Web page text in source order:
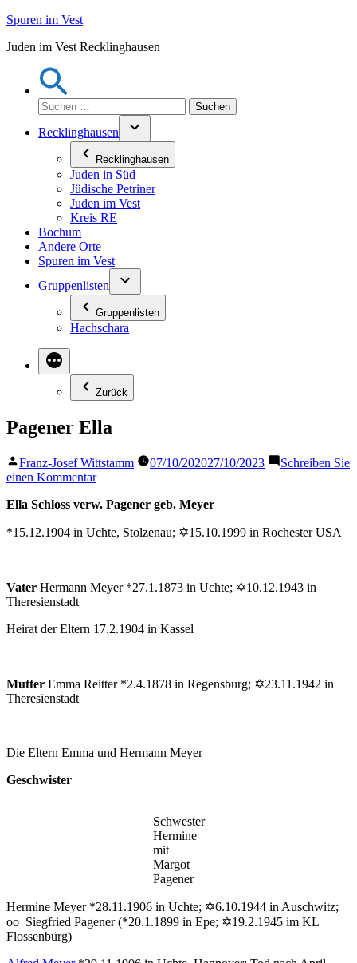
Zum
springen
Spuren im Vest
Juden im Vest Recklinghausen
Suchen
nach:
Recklinghausen
Recklinghausen
Juden in Süd
Jüdische Petriner
Juden im Vest
Kreis RE
Bochum
Andere Orte
Spuren im Vest
Gruppenlisten
Gruppenlisten
Hachschara
Zurück
Pagener Ella
Veröffentlicht
von
Franz-Josef Wittstamm 07/10/202027/10/2023
Schreiben Sie
einen Kommentarzu
Ella
Ella Schloss verw. Pagener geb. Meyer
*15.12.1904 in Uchte, Stolzenau; ✡15.10.1999 in Rochester USA
Vater Hermann Meyer *27.1.1873 in Uchte; ✡10.12.1943 in
Theresienstadt
Heirat der Eltern 17.2.1904 in Kassel
Mutter Emma Reitter *2.4.1878 in Regensburg; ✡23.11.1942 in
Theresienstadt
Die Eltern Emma und Hermann Meyer
Geschwister
Schwester
Hermine
mit
Margot
Pagener
Hermine Meyer *28.11.1906 in Uchte; ✡6.10.1944 in Auschwitz;
oo Siegfried Pagener (*20.1.1899 in Epe; ✡19.2.1945 im KL
Flossenbürg)